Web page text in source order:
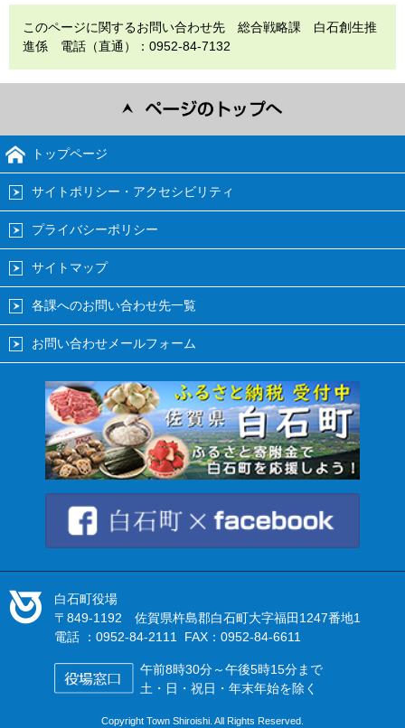
このページに関するお問い合わせ先 総合戦略課 白石創生推
進係 電話（直通）：0952-84-7132
トップページ
サイトポリシー・アクセシビリティ
プライバシーポリシー
サイトマップ
各課へのお問い合わせ先一覧
お問い合わせメールフォーム
白石町役場
〒849-1192 佐賀県杵島郡白石町大字福田1247番地1
電話 ：0952-84-2111 FAX：0952-84-6611
午前8時30分～午後5時15分まで
土・日・祝日・年末年始を除く
Copyright Town Shiroishi. All Rights Reserved.